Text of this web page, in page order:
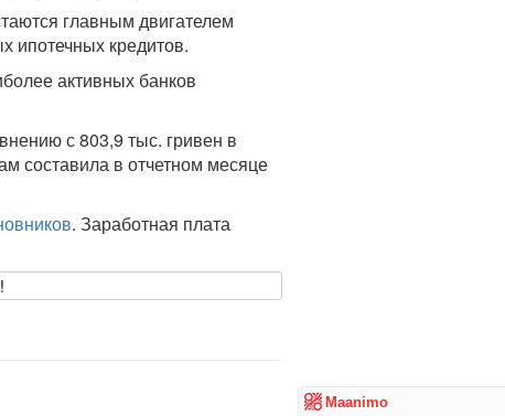
главным двигателем
ипотечных кредитов.
активных банков
с 803,9 тыс. гривен в
составила в отчетном месяце
. Заработная плата